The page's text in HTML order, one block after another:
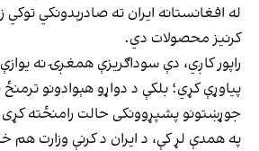
له افغانستانه ايران ته صادرېدونکي توکي
کرنيز محصولات دي.
راپور کاږي، دې سوداګريزې همغږۍ نه
پياوړې کړي؛ بلکې د دواړو هېوادونو
جوړښتونو پشپړوونکی حالت رامنځته
په همدې لړ کې، د ايران د کرنې وزارت